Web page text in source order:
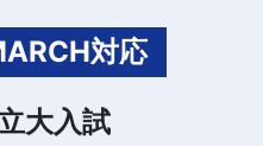
対応
大入試